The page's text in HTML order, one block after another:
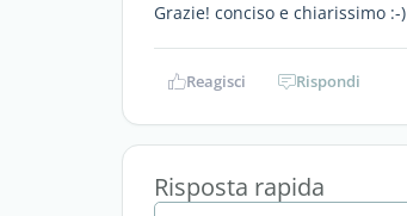
Grazie! conciso e chiarissimo :-)
Reagisci Rispondi
Risposta rapida